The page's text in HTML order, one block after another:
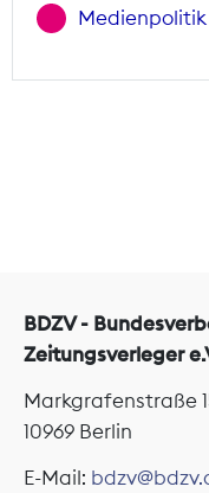
Medienpolitik
BDZV -
Zeitungsverleger
Markgrafenstraße
10969 Berlin
E-Mail: